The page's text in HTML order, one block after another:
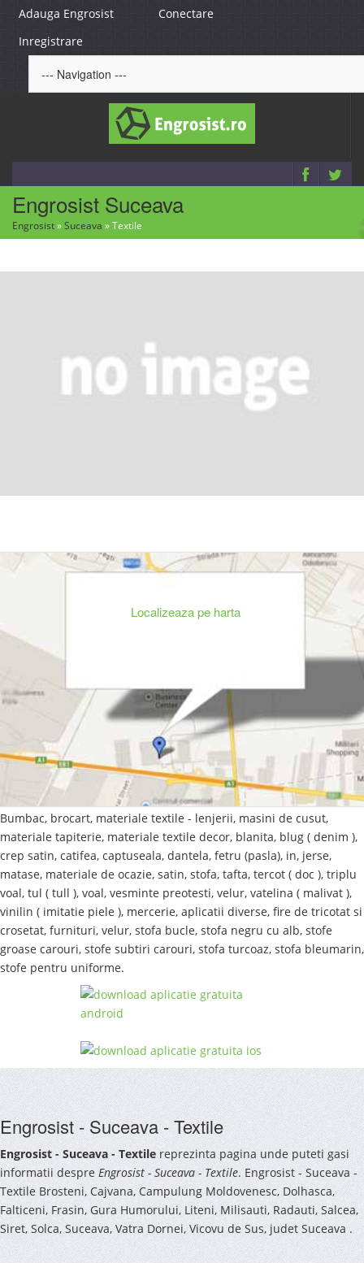
Adauga Engrosist
Conectare
Inregistrare
Engrosist Suceava
Engrosist»Suceava »Textile
Localizeaza pe harta
Bumbac, brocart, materiale textile - lenjerii, masini de cusut,
materiale tapiterie, materiale textile decor, blanita, blug ( denim ),
crep satin, catifea, captuseala, dantela, fetru (pasla), in, jerse,
matase, materiale de ocazie, satin, stofa, tafta, tercot ( doc ), triplu
voal, tul ( tull ), voal, vesminte preotesti, velur, vatelina ( malivat ),
vinilin ( imitatie piele ), mercerie, aplicatii diverse, fire de tricotat si
crosetat, furnituri, velur, stofa bucle, stofa negru cu alb, stofe
groase carouri, stofe subtiri carouri, stofa turcoaz, stofa bleumarin,
stofe pentru uniforme.
Engrosist - Suceava - Textile
Engrosist - Suceava - Textile reprezinta pagina unde puteti gasi
informatii despreEngrosist - Suceava - Textile. Engrosist - Suceava -
Textile Brosteni, Cajvana, Campulung Moldovenesc, Dolhasca,
Falticeni, Frasin, Gura Humorului, Liteni, Milisauti, Radauti, Salcea,
Siret, Solca, Suceava, Vatra Dornei, Vicovu de Sus, judet Suceava .